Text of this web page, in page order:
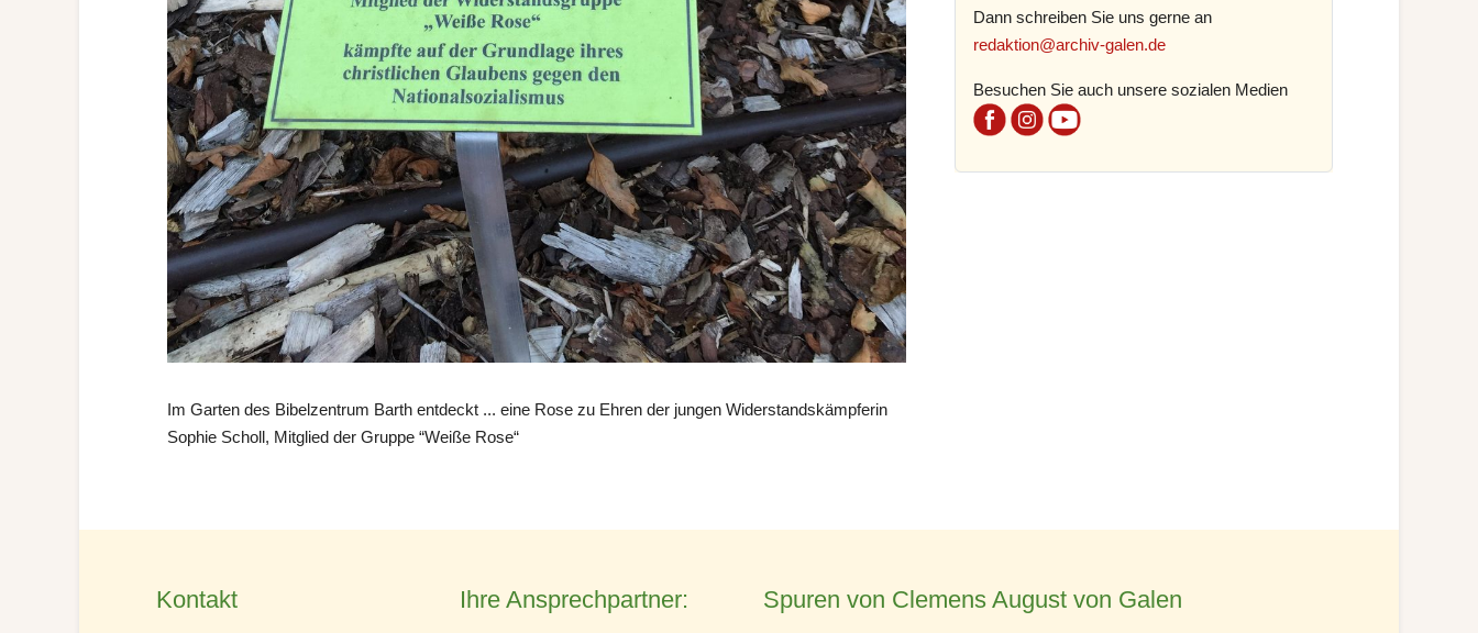
Im Garten des Bibelzentrum Barth entdeckt ... eine Rose zu Ehren der jungen Widerstandskämpferin
Sophie Scholl, Mitglied der Gruppe “Weiße Rose“
Dann schreiben Sie uns gerne an
redaktion@archiv-galen.de
Besuchen Sie auch unsere sozialen Medien
Kontakt Ihre Ansprechpartner: Spuren von Clemens August von Galen